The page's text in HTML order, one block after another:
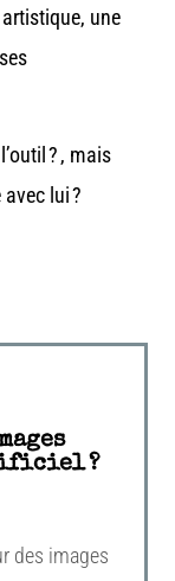
une
? , mais
lui ?
?
des images